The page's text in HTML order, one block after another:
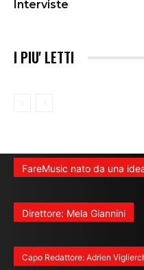
Interviste
I PIU' LETTI
FareMusic nato da una
Direttore: Mela Giannini
Capo Redattore: Adrien